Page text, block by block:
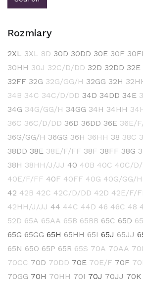
Rozmiary
2XL 3XL 8D 30D 30DD 30E 30F
30HH 30J 32C/D/DD 32D 32DD 32E
32FF 32G 32G/GG/H 32GG 32H
34B 34C 34C/D/DD 34D 34DD 34E
34G 34G/GG/H 34GG 34H 34HH
36C 36C/D/DD 36D 36DD 36E 36E/
36G/GG/H 36GG 36H 36HH 38 38C
38DD 38E 38E/F/FF 38F 38FF 38G
38H 38HH/J/JJ 40 40B 40C 40C/D/
40E/F/FF 40F 40FF 40G 40G/GG/H
42 42B 42C 42C/D/DD 42D 42E/F/
42HH/J/JJ 44 44C 44D 46 46C 48
52D 65A 65AA 65B 65BB 65C 65D
65G 65GG 65H 65HH 65I 65J 65JJ
65N 65O 65P 65R 65S 70A 70AA
70CC 70D 70DD 70E 70E/F 70F
70GG 70H 70HH 70I 70J 70JJ 70K